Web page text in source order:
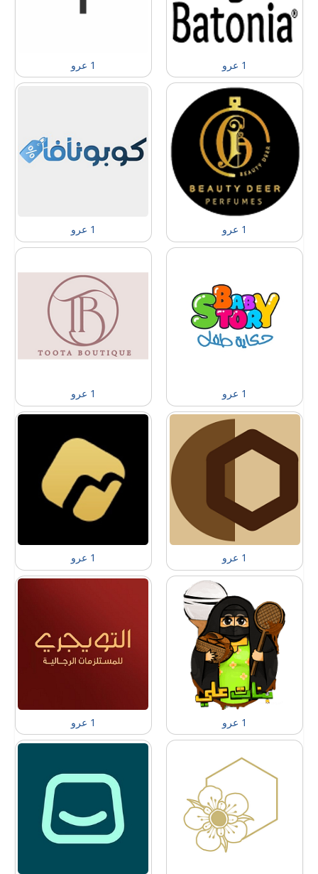
1 عرو 1 عرو
1 عرو 1 عرو
1 عرو 1 عرو
1 عرو 1 عرو
1 عرو 1 عرو